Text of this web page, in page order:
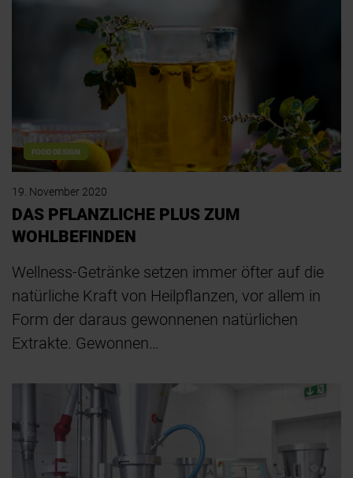
FOOD DESIGN
19. November 2020
DAS PFLANZLICHE PLUS ZUM
WOHLBEFINDEN
Wellness-Getränke setzen immer öfter auf die
natürliche Kraft von Heilpflanzen, vor allem in
Form der daraus gewonnenen natürlichen
Extrakte. Gewonnen…